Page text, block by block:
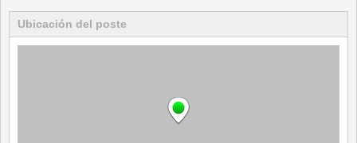
Ubicación del poste